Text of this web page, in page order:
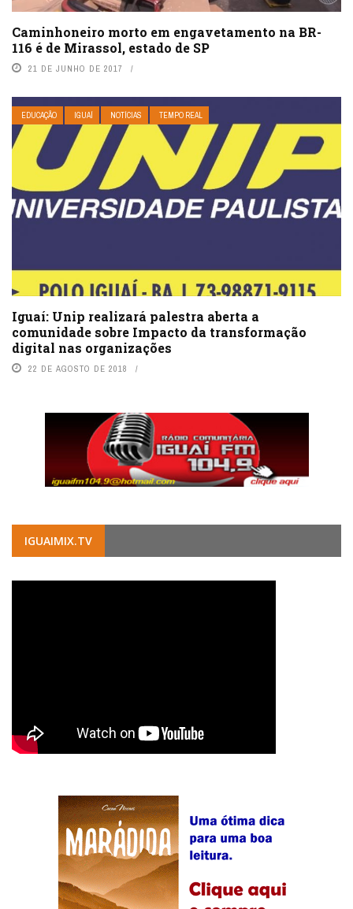
Caminhoneiro morto em engavetamento na BR-
116 é de Mirassol, estado de SP
21 DE JUNHO DE 2017
EDUCAÇÃO IGUAÍ NOTÍCIAS TEMPO REAL
Iguaí: Unip realizará palestra aberta a
comunidade sobre Impacto da transformação
digital nas organizações
22 DE AGOSTO DE 2018
IGUAIMIX.TV